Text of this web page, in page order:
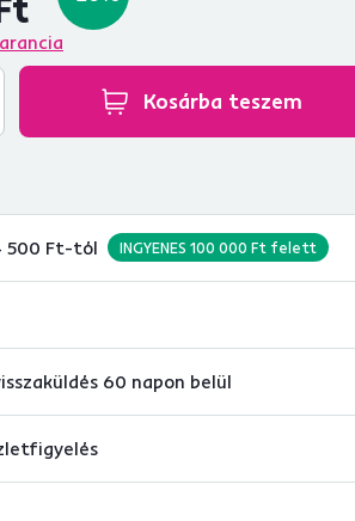
Kosárba teszem
500 Ft-tól INGYENES 100 000 Ft felett
60 napon belül